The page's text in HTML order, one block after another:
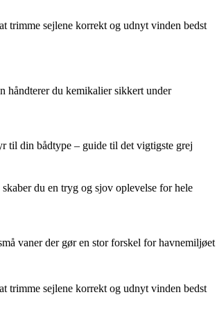
trimme sejlene korrekt og udnyt vinden bedst
håndterer du kemikalier sikkert under
til din bådtype – guide til det vigtigste grej
du en tryg og sjov oplevelse for hele
vaner der gør en stor forskel for havnemiljøet
trimme sejlene korrekt og udnyt vinden bedst